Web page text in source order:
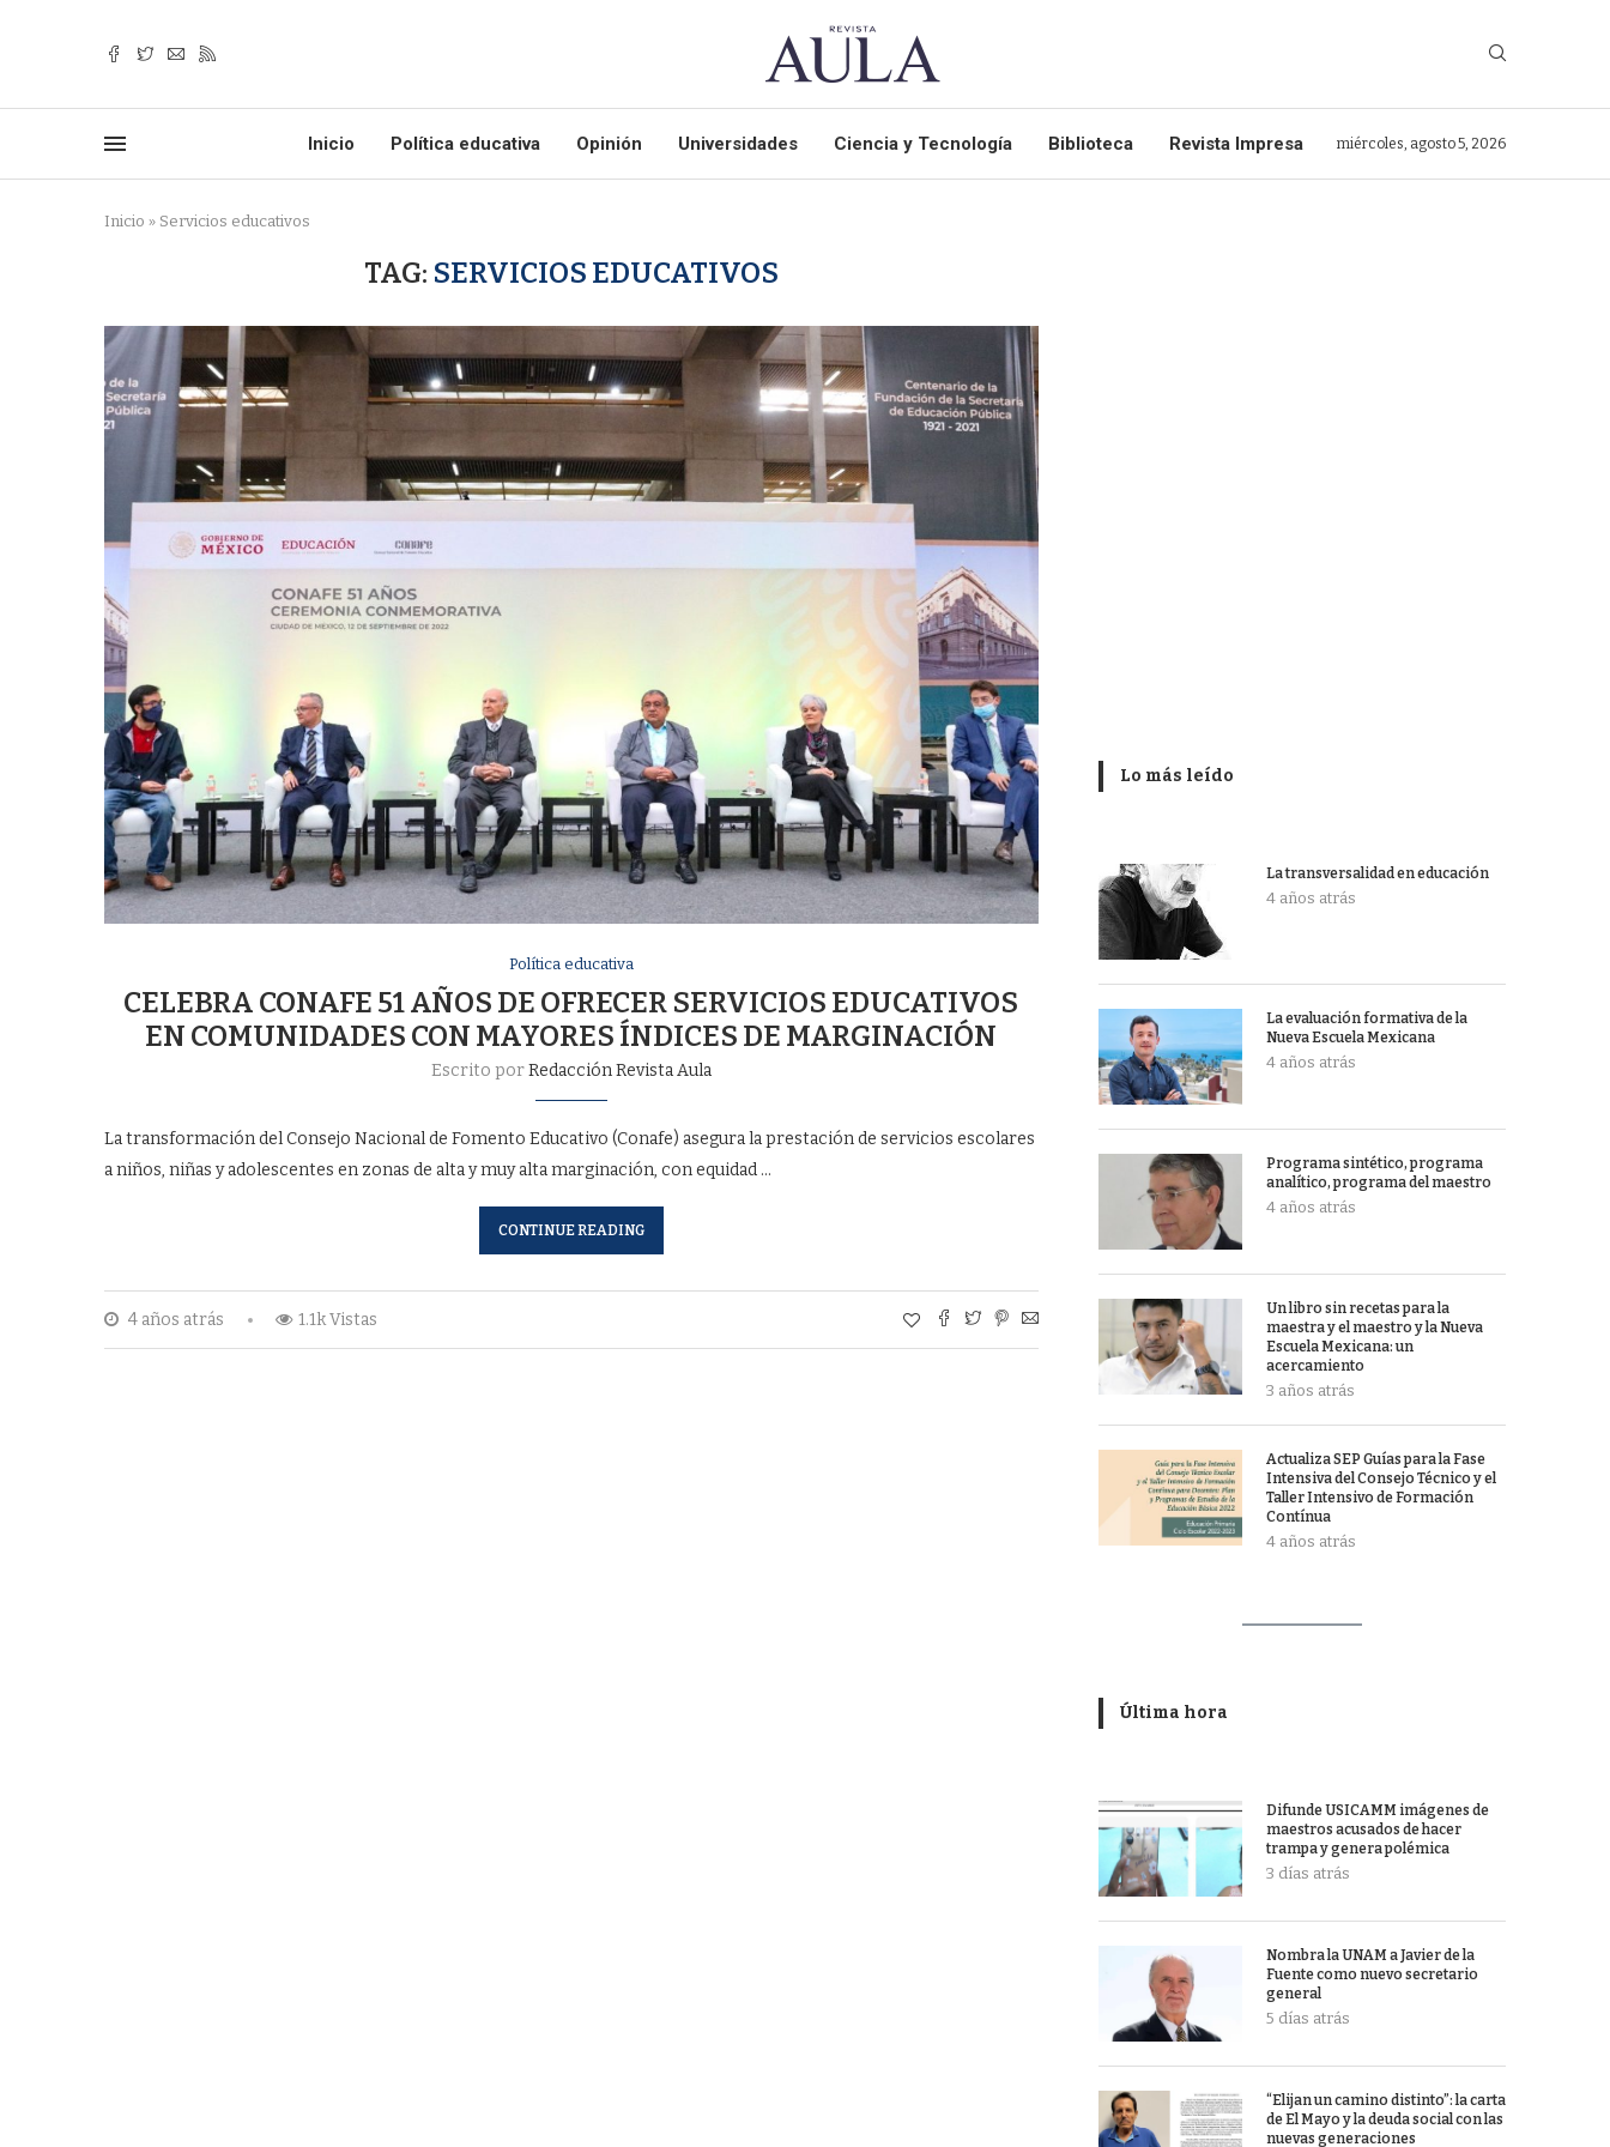
Inicio Política educativa Opinión Universidades Ciencia y Tecnología Biblioteca Revista Impresa miércoles, agosto 5, 2026
Inicio » Servicios educativos
TAG: SERVICIOS EDUCATIVOS
Política educativa
CELEBRA CONAFE 51 AÑOS DE OFRECER SERVICIOS EDUCATIVOS
EN COMUNIDADES CON MAYORES ÍNDICES DE MARGINACIÓN
Escrito porRedacción Revista Aula
La transformación del Consejo Nacional de Fomento Educativo (Conafe) asegura la prestación de servicios escolares
a niños, niñas y adolescentes en zonas de alta y muy alta marginación, con equidad …
CONTINUE READING
4 años atrás 1.1k Vistas
Lo más leído
La transversalidad en educación
4 años atrás
La evaluación formativa de la
Nueva Escuela Mexicana
4 años atrás
Programa sintético, programa
analítico, programa del maestro
4 años atrás
Un libro sin recetas para la
maestra y el maestro y la Nueva
Escuela Mexicana: un
acercamiento
3 años atrás
Actualiza SEP Guías para la Fase
Intensiva del Consejo Técnico y el
Taller Intensivo de Formación
Contínua
4 años atrás
Última hora
Difunde USICAMM imágenes de
maestros acusados de hacer
trampa y genera polémica
3 días atrás
Nombra la UNAM a Javier de la
Fuente como nuevo secretario
general
5 días atrás
“Elijan un camino distinto”: la carta
de El Mayo y la deuda social con las
nuevas generaciones